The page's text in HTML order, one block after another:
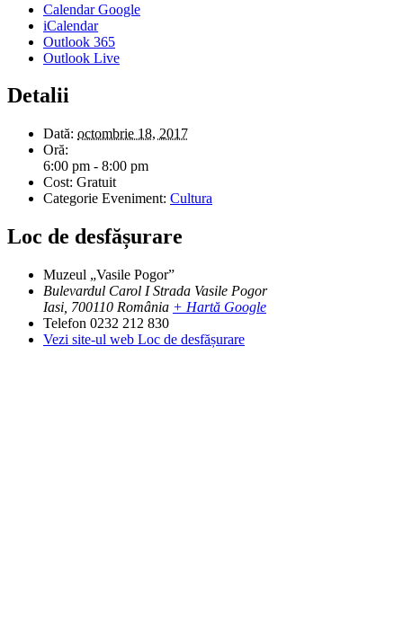
Calendar Google
iCalendar
Outlook 365
Outlook Live
Detalii
Dată: octombrie 18, 2017
Oră:
6:00 pm - 8:00 pm
Cost: Gratuit
Categorie Eveniment: Cultura
Loc de desfășurare
Muzeul „Vasile Pogor”
Bulevardul Carol I Strada Vasile Pogor
Iasi 700110 România + Hartă Google
Telefon 0232 212 830
Vezi site-ul web Loc de desfășurare